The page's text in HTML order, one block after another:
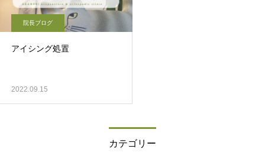
院長ブログ
アイシング処置
2022.09.15
カテゴリー